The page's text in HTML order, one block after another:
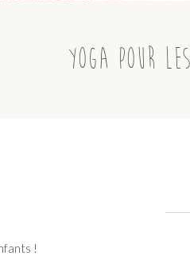
Yoga pour
!